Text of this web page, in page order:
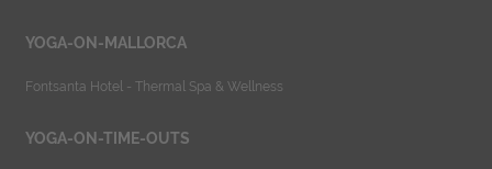
YOGA-ON-MALLORCA
Fontsanta Hotel - Thermal Spa & Wellness
YOGA-ON-TIME-OUTS